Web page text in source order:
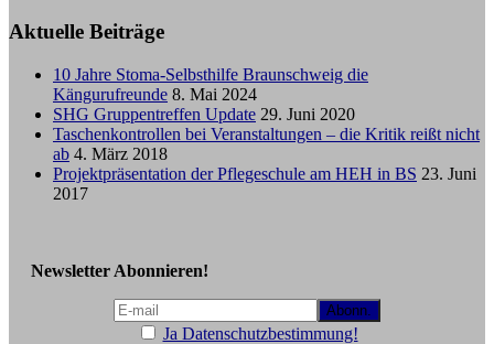
Aktuelle Beiträge
10 Jahre Stoma-Selbsthilfe Braunschweig die
Kängurufreunde 8. Mai 2024
SHG Gruppentreffen Update 29. Juni 2020
Taschenkontrollen bei Veranstaltungen – die Kritik reißt nicht
ab 4. März 2018
Projektpräsentation der Pflegeschule am HEH in BS 23. Juni
2017
Newsletter Abonnieren!
Ja Datenschutzbestimmung!